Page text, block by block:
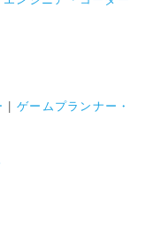
| ゲームプランナー・